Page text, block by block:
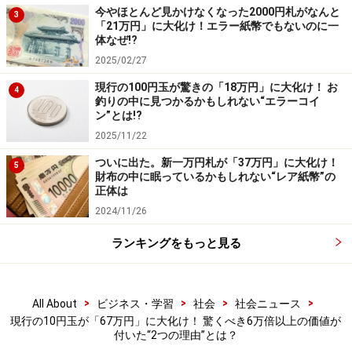
＜参考＞
第128回入札誌「銀座」 Lot番号：462 10円青銅貨 昭和
61年 後期 PCGS（MS66RD） | UNC+
＞次ページ：67万5700円で落札された実際の10円玉を見
※記事内容は執筆時点のものです。最新の内容をご確認くださ
い。
1/2
3
今やほとんど見かけなくなった2000円札がなんと
「21万円」に大化け！エラー紙幣でもないのに一
体なぜ!?
2025/02/27
4
現行の100円玉が驚きの「18万円」に大化け！ お
釣りの中に見つかるかもしれない“エラーコイ
ン”とは!?
2025/11/22
5
ついに出た。新一万円札が「37万円」に大化け！
財布の中に眠っているかもしれない“レア紙幣”の
正体は
2024/11/26
ランキングをもっと見る
All About > ビジネス・学習 > 社会 > 社会ニュース
>
現行の10円玉が「67万円」に大化け！ 驚くべき6万倍以上の価値が
付いた“2つの理由”とは？